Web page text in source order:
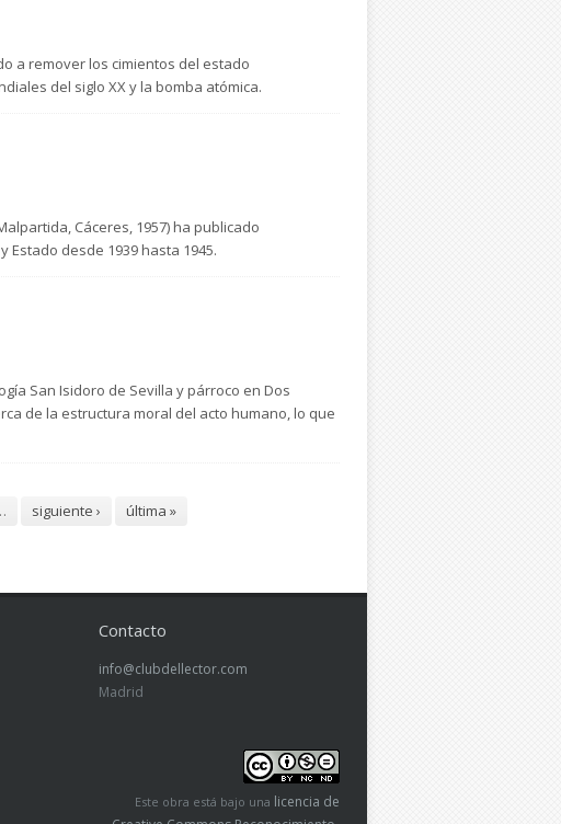
a remover los cimientos del estado
del siglo XX y la bomba atómica.
Cáceres, 1957) ha publicado
desde 1939 hasta 1945.
San Isidoro de Sevilla y párroco en Dos
de la estructura moral del acto humano, lo que
siguiente › última »
Contacto
info@clubdellector.com
Madrid
Este obra está bajo una licencia de